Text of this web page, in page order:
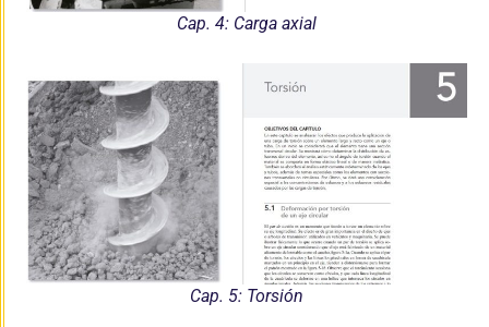
Cap. 4: Carga axial
Cap. 5: Torsión